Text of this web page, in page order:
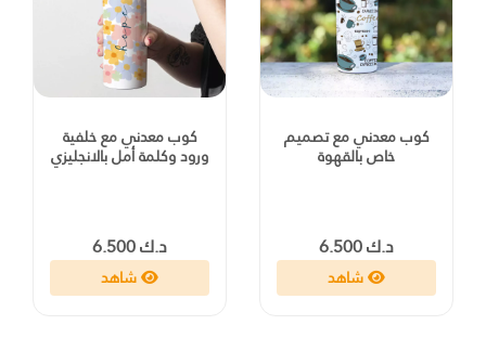
كوب معدني مع تصميم
خاص بالقهوة
د.ك 6.500
شاهد
كوب معدني مع خلفية
ورود وكلمة أمل بالانجليزي
د.ك 6.500
شاهد